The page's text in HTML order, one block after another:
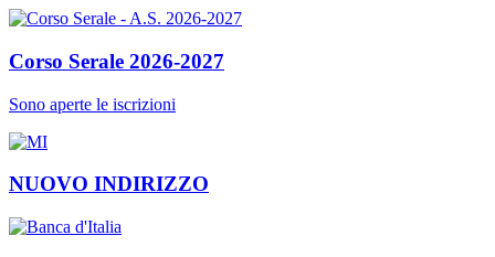
Corso Serale 2026-2027
Sono aperte le iscrizioni
NUOVO INDIRIZZO